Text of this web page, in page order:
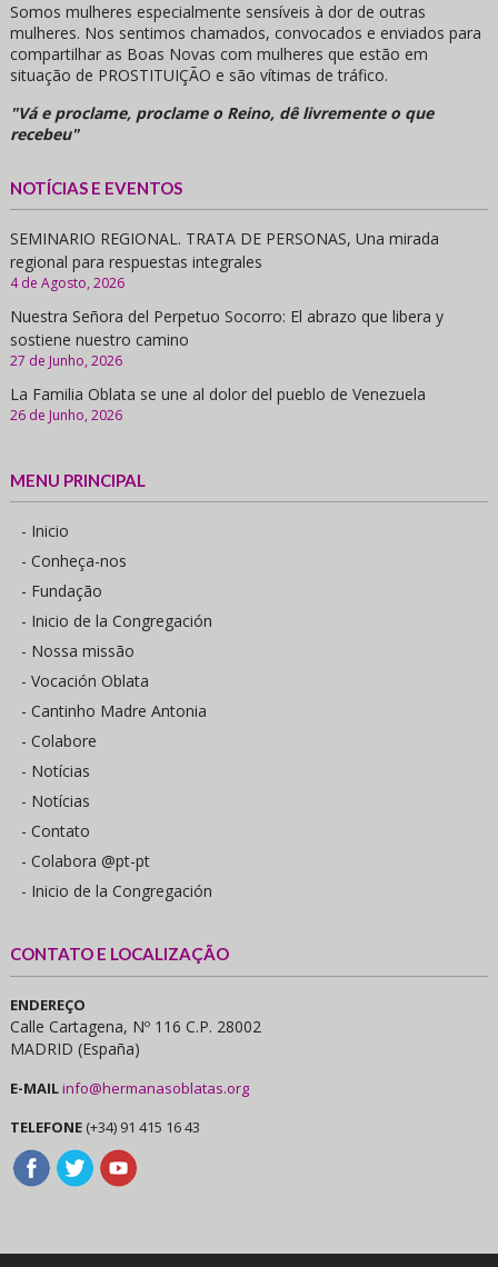
Somos mulheres especialmente sensíveis à dor de outras
mulheres. Nos sentimos chamados, convocados e enviados para
compartilhar as Boas Novas com mulheres que estão em
situação de PROSTITUIÇÃO e são vítimas de tráfico.
"Vá e proclame, proclame o Reino, dê livremente o que
recebeu"
NOTÍCIAS E EVENTOS
SEMINARIO REGIONAL. TRATA DE PERSONAS, Una mirada
regional para respuestas integrales
4 de Agosto, 2026
Nuestra Señora del Perpetuo Socorro: El abrazo que libera y
sostiene nuestro camino
27 de Junho, 2026
La Familia Oblata se une al dolor del pueblo de Venezuela
26 de Junho, 2026
MENU PRINCIPAL
- Inicio
- Conheça-nos
- Fundação
- Inicio de la Congregación
- Nossa missão
- Vocación Oblata
- Cantinho Madre Antonia
- Colabore
- Notícias
- Notícias
- Contato
- Colabora @pt-pt
- Inicio de la Congregación
CONTATO E LOCALIZAÇÃO
ENDEREÇO
Calle Cartagena, Nº 116 C.P. 28002
MADRID (España)
E-MAILinfo@hermanasoblatas.org
TELEFONE (+34) 91 415 16 43